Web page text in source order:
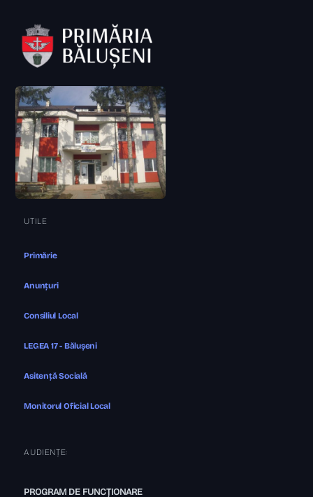
UTILE
Primărie
Anunțuri
Consiliul Local
LEGEA 17 - Bălușeni
Asitență Socială
Monitorul Oficial Local
AUDIENȚE:
PROGRAM DE FUNCȚIONARE